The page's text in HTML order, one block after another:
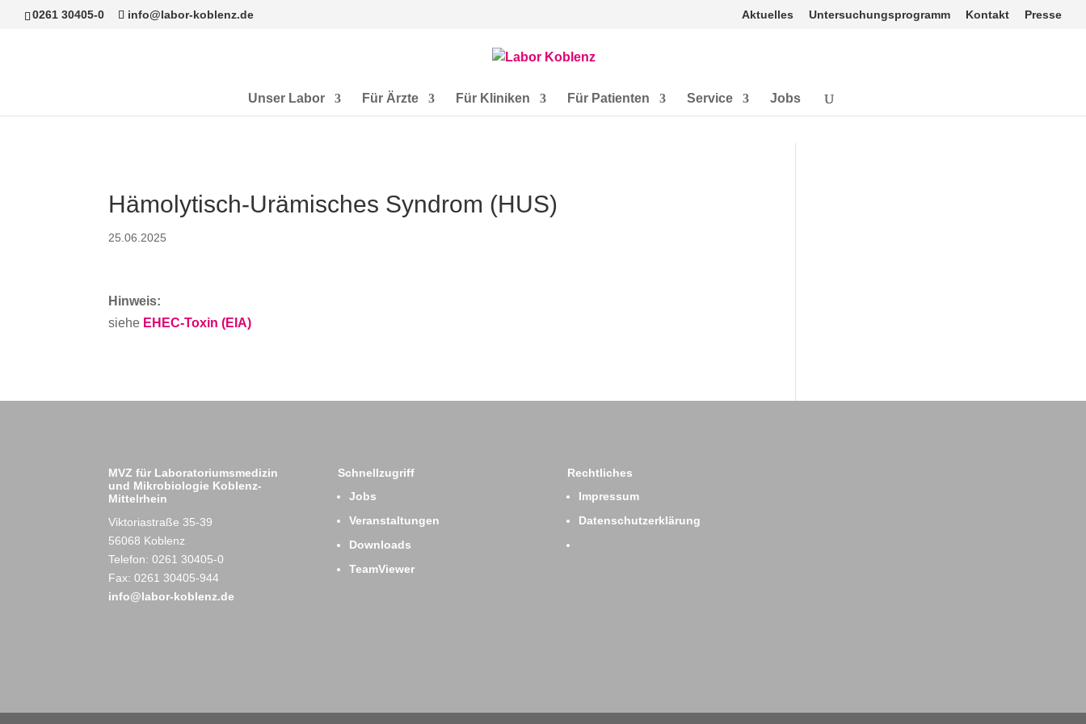
0261 30405-0 info@labor-koblenz.de Aktuelles Untersuchungsprogramm Kontakt Presse
Unser Labor Für Ärzte Für Kliniken Für Patienten Service Jobs
Hämolytisch-Urämisches Syndrom (HUS)
25.06.2025
Hinweis:
siehe EHEC-Toxin (EIA)
MVZ für Laboratoriumsmedizin
und Mikrobiologie Koblenz-
Mittelrhein
Viktoriastraße 35-39
56068 Koblenz
Telefon: 0261 30405-0
Fax: 0261 30405-944
info@labor-koblenz.de
Schnellzugriff
Jobs
Veranstaltungen
Downloads
TeamViewer
Rechtliches
Impressum
Datenschutzerklärung